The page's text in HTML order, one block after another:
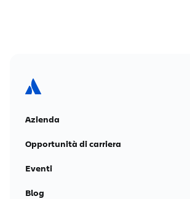
Azienda
Opportunità di carriera
Eventi
Blog